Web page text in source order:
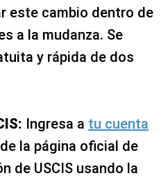
este cambio dentro de
a la mudanza. Se
y rápida de dos
Ingresa a tu cuenta
la página oficial de
de USCIS usando la